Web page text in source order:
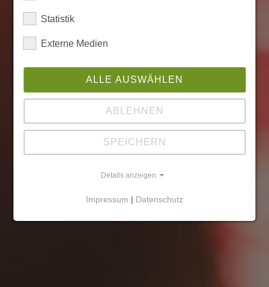
Statistik
Externe Medien
ALLE AUSWÄHLEN
ABLEHNEN
SPEICHERN
Details anzeigen
Impressum | Datenschutz